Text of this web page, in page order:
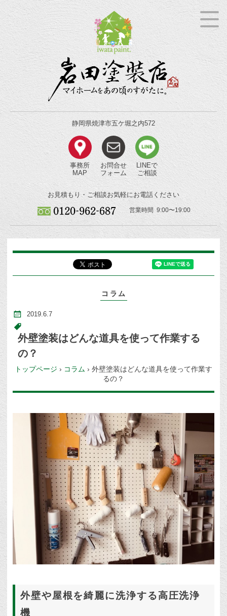
静岡県焼津市五ケ堀之内572
事務所
MAP
お問合せ
フォーム
LINEで
ご相談
お見積もり・ご相談お気軽にお電話ください
営業時間 9:00〜19:00
コラム
2019.6.7
外壁塗装はどんな道具を使って作業する
の？
トップページ › コラム › 外壁塗装はどんな道具を使って作業す
るの？
外壁や屋根を綺麗に洗浄する高圧洗浄
機